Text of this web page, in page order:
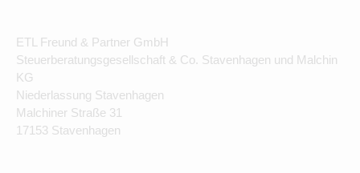
ETL Freund & Partner GmbH
Steuerberatungsgesellschaft & Co. Stavenhagen und Malchin
KG
Niederlassung Stavenhagen
Malchiner Straße 31
17153 Stavenhagen